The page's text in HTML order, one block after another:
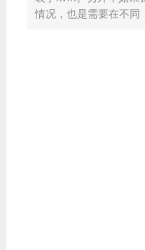
情况，也是需要在不同